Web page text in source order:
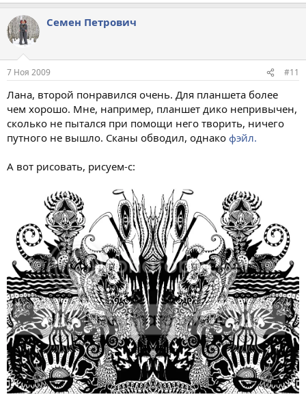
Семен Петрович
7 Ноя 2009 #11
Лана, второй понравился очень. Для планшета более
чем хорошо. Мне, например, планшет дико непривычен,
сколько не пытался при помощи него творить, ничего
путного не вышло. Сканы обводил, однако фэйл.
А вот рисовать, рисуем-с: